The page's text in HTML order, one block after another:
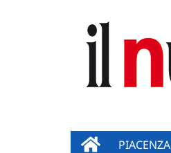
PIACENZA